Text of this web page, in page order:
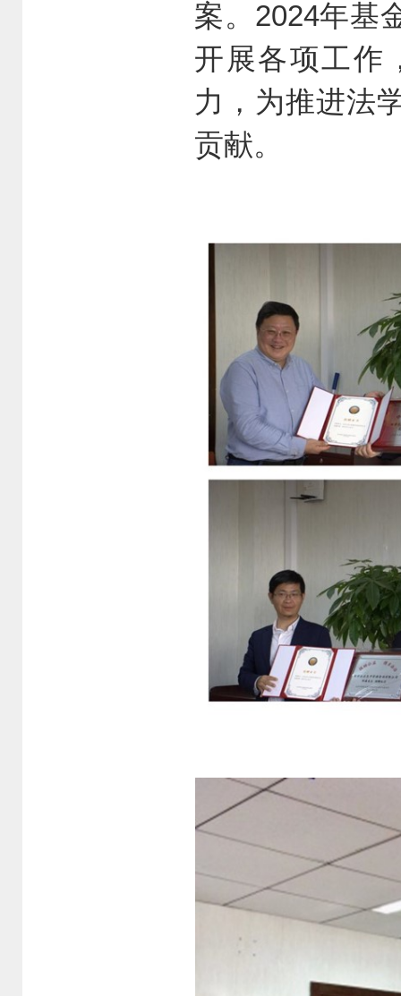
案。2024年基
开展各项工作
力，为推进法
贡献。